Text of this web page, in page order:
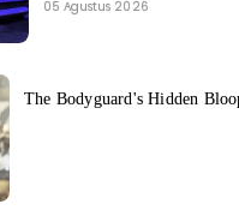
05 Agustus 2026